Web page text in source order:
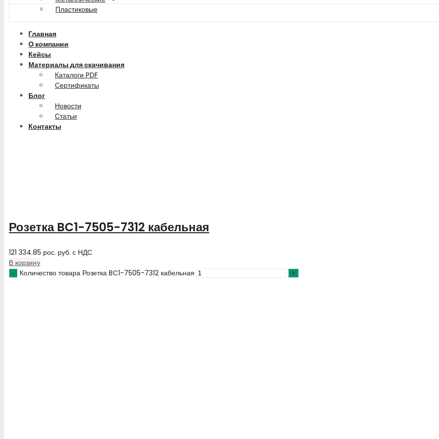
Пластиковые
Главная
О компании
Кейсы
Материалы для скачивания
Каталоги PDF
Сертификаты
Блог
Новости
Статьи
Контакты
Розетка BC1-7505-7312 кабельная
121 334.85 рос. руб. с НДС
В корзину
Количество товара Розетка BC1-7505-7312 кабельная